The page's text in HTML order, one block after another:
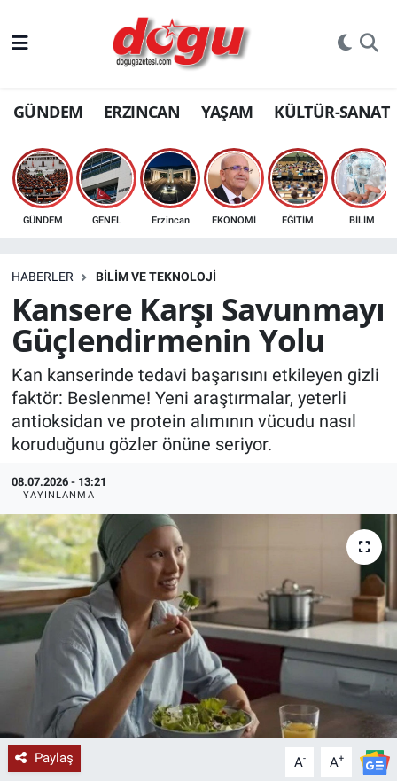
GÜNDEM ERZINCAN YAŞAM KÜLTÜR-SANAT
GÜNDEM GENEL Erzincan EKONOMİ EĞİTİM BİLİM
HABERLER BİLİM VE TEKNOLOJİ
Kansere Karşı Savunmayı
Güçlendirmenin Yolu
Kan kanserinde tedavi başarısını etkileyen gizli
faktör: Beslenme! Yeni araştırmalar, yeterli
antioksidan ve protein alımının vücudu nasıl
koruduğunu gözler önüne seriyor.
08.07.2026 - 13:21
YAYINLANMA
Paylaş A- A+
ERZINCAN
GÜNDEM
ERZİNCAN FOTOĞRAFLARI
SAĞLIK
Bilim, teknoloji
GENEL
KÜLTÜR-SANAT
Yerel Haber
Politika
SPOR
YAŞAM
RESMİ İLAN